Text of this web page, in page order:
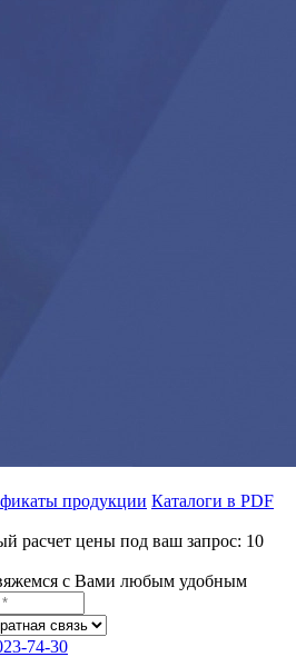
продукции Каталоги в PDF
расчет цены под ваш запрос: 10
с Вами любым удобным
74-30